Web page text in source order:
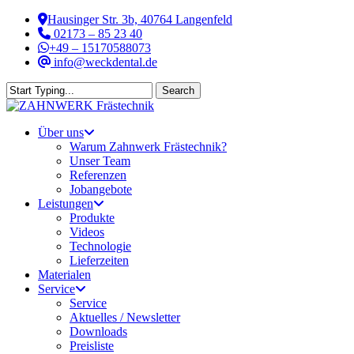
Skip
main
content
Hausinger Str. 3b, 40764 Langenfeld
02173 – 85 23 40
+49 – 15170588073
info@weckdental.de
Search
Close
Menu
Über uns
Warum Zahnwerk Frästechnik?
Unser Team
Referenzen
Jobangebote
Leistungen
Produkte
Videos
Technologie
Lieferzeiten
Materialen
Service
Service
Aktuelles / Newsletter
Downloads
Preisliste